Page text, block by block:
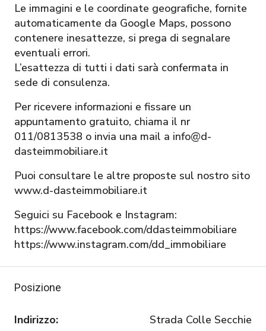
Le immagini e le coordinate geografiche, fornite
automaticamente da Google Maps, possono
contenere inesattezze, si prega di segnalare
eventuali errori.
L’esattezza di tutti i dati sarà confermata in
sede di consulenza.
Per ricevere informazioni e fissare un
appuntamento gratuito, chiama il nr
011/0813538 o invia una mail a info@d-
dasteimmobiliare.it
Puoi consultare le altre proposte sul nostro sito
www.d-dasteimmobiliare.it
Seguici su Facebook e Instagram:
https://www.facebook.com/ddasteimmobiliare
https://www.instagram.com/dd_immobiliare
Posizione
Indirizzo:
Strada Colle Secchie